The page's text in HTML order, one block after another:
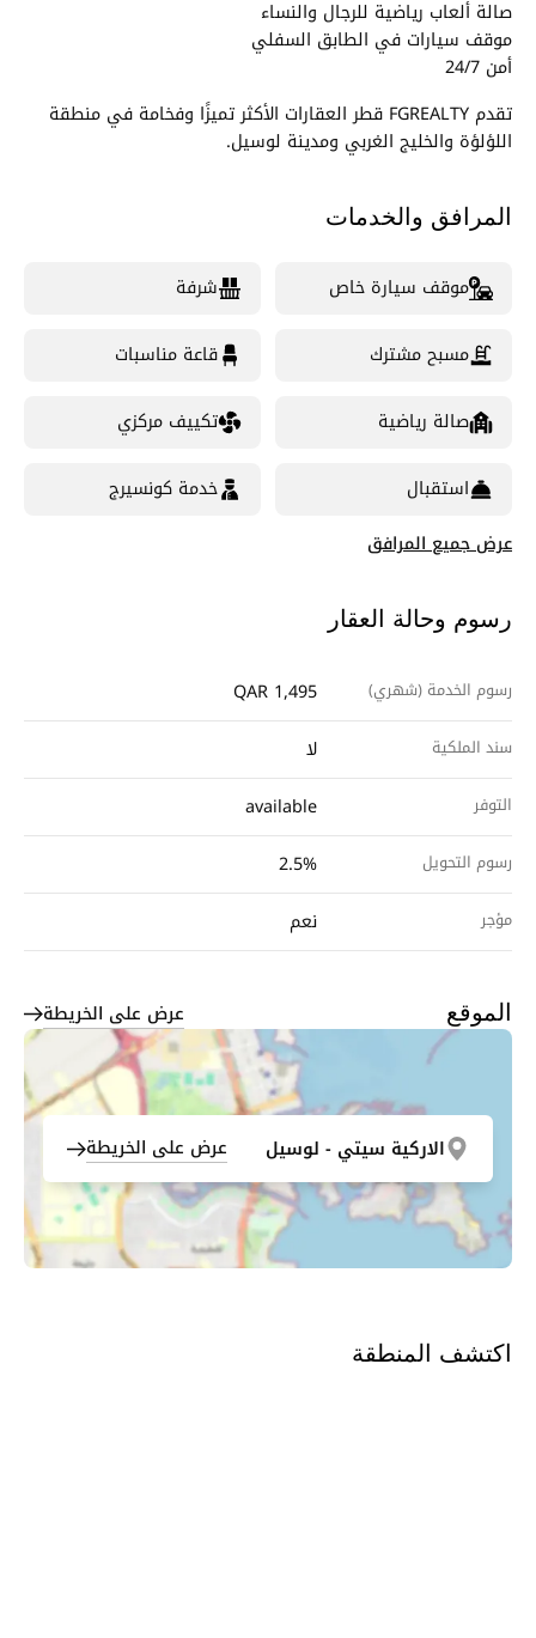
صالة ألعاب رياضية للرجال والنساء
موقف سيارات في الطابق السفلي
أمن 24/7
تقدم FGREALTY قطر العقارات الأكثر تميزًا وفخامة في منطقة
اللؤلؤة والخليج الغربي ومدينة لوسيل.
المرافق والخدمات
موقف سيارة خاص شرفة
مسبح مشترك قاعة مناسبات
صالة رياضية تكييف مركزي
استقبال
خدمة كونسيرج
عرض جميع المرافق
رسوم وحالة العقار
رسوم الخدمة (شهري) QAR 1,495
سند الملكية لا
التوفر available
رسوم التحويل 2.5%
مؤجر نعم
الموقع عرض على الخريطة
الاركية سيتي - لوسيل عرض على الخريطة
اكتشف المنطقة